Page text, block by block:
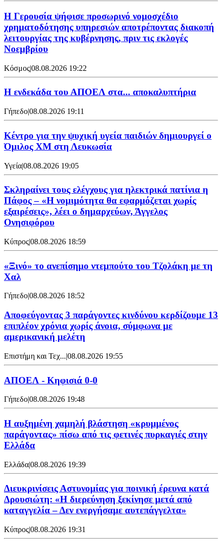
Η Γερουσία ψήφισε προσωρινό νομοσχέδιο
χρηματοδότησης υπηρεσιών αποτρέποντας διακοπή
λειτουργίας της κυβέρνησης, πριν τις εκλογές
Νοεμβρίου
Κόσμος|08.08.2026 19:22
Η ενδεκάδα του ΑΠΟΕΛ στα... αποκαλυπτήρια
Γήπεδο|08.08.2026 19:11
Κέντρο για την ψυχική υγεία παιδιών δημιουργεί ο
Όμιλος XM στη Λευκωσία
Υγεία|08.08.2026 19:05
Σκληραίνει τους ελέγχους για ηλεκτρικά πατίνια η
Πάφος – «Η νομιμότητα θα εφαρμόζεται χωρίς
εξαιρέσεις», λέει ο δημαρχεύων, Άγγελος
Ονησιφόρου
Κύπρος|08.08.2026 18:59
«Ξινό» το ανεπίσημο ντεμπούτο του Τζολάκη με τη
Χαλ
Γήπεδο|08.08.2026 18:52
Αποφεύγοντας 3 παράγοντες κινδύνου κερδίζουμε 13
επιπλέον χρόνια χωρίς άνοια, σύμφωνα με
αμερικανική μελέτη
Επιστήμη και Τεχ...|08.08.2026 19:55
ΑΠΟΕΛ - Κηφισιά 0-0
Γήπεδο|08.08.2026 19:48
Η αυξημένη χαμηλή βλάστηση «κρυμμένος
παράγοντας» πίσω από τις φετινές πυρκαγιές στην
Ελλάδα
Ελλάδα|08.08.2026 19:39
Διευκρινίσεις Αστυνομίας για ποινική έρευνα κατά
Δρουσιώτη: «Η διερεύνηση ξεκίνησε μετά από
καταγγελία – Δεν ενεργήσαμε αυτεπάγγελτα»
Κύπρος|08.08.2026 19:31